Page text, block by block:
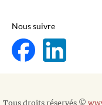
Nous suivre
Tous droits réservés ©